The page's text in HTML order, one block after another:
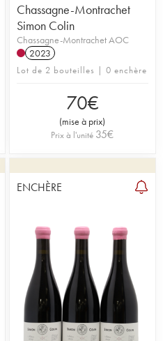
Chassagne-Montrachet
Simon Colin
Chassagne-Montrachet AOC
2023
Lot de 2 bouteilles | 0 enchère
70€
(mise à prix)
Prix à l'unité 35€
ENCHÈRE